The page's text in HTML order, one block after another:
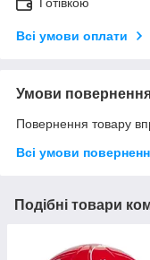
Готівкою
Всі умови оплати
Умови
Повернення товару
Всі умови
Подібні товари